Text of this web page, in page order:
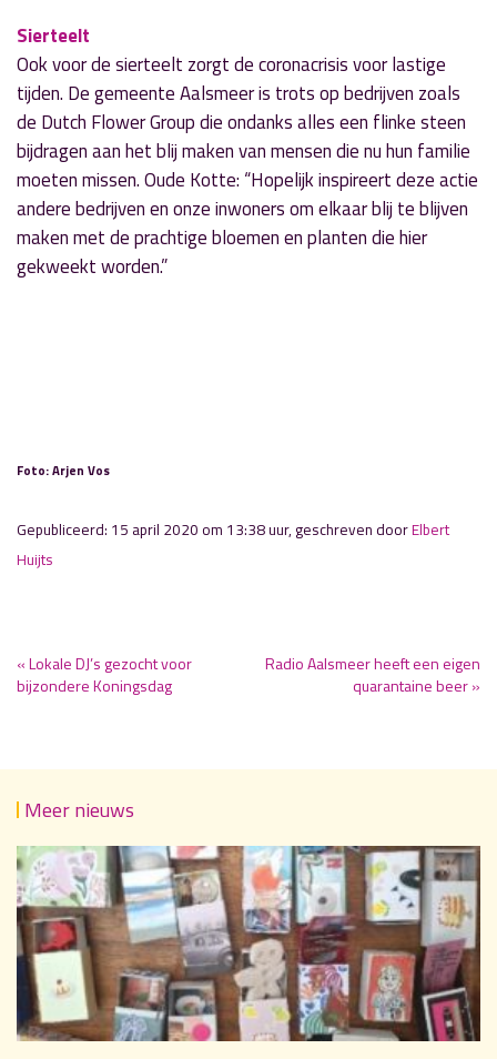
Sierteelt
Ook voor de sierteelt zorgt de coronacrisis voor lastige
tijden. De gemeente Aalsmeer is trots op bedrijven zoals
de Dutch Flower Group die ondanks alles een flinke steen
bijdragen aan het blij maken van mensen die nu hun familie
moeten missen. Oude Kotte: “Hopelijk inspireert deze actie
andere bedrijven en onze inwoners om elkaar blij te blijven
maken met de prachtige bloemen en planten die hier
gekweekt worden.”
Foto: Arjen Vos
Gepubliceerd: 15 april 2020 om 13:38 uur, geschreven doorElbert
Huijts
« Lokale DJ’s gezocht voor
bijzondere Koningsdag
Radio Aalsmeer heeft een eigen
quarantaine beer »
Meer nieuws